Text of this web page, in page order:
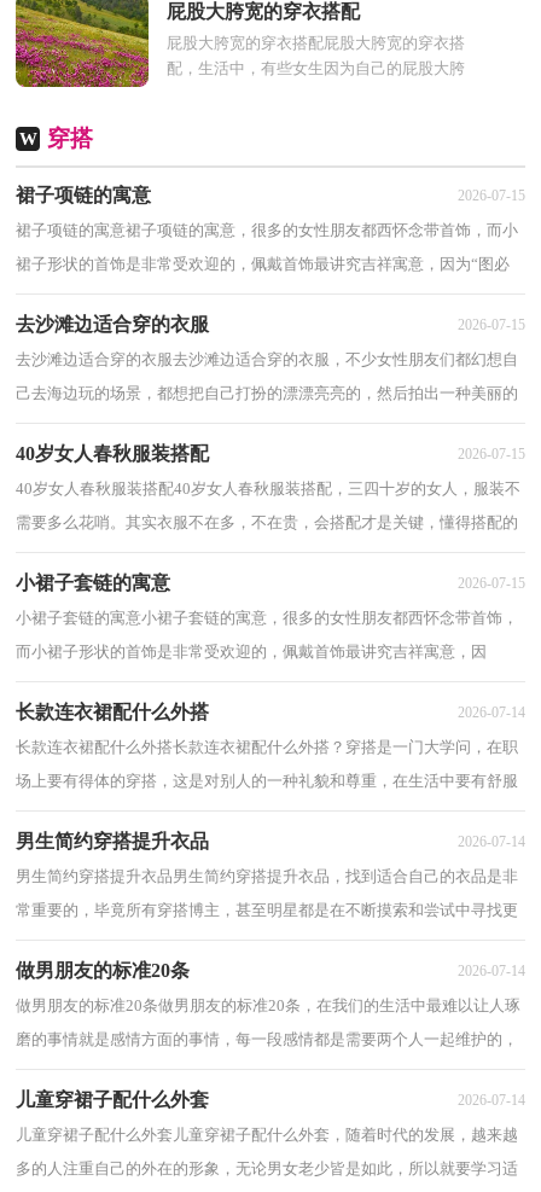
屁股大胯宽的穿衣搭配
屁股大胯宽的穿衣搭配屁股大胯宽的穿衣搭
配，生活中，有些女生因为自己的屁股大胯
W 穿搭
裙子项链的寓意 2026-07-15
裙子项链的寓意裙子项链的寓意，很多的女性朋友都西怀念带首饰，而小
裙子形状的首饰是非常受欢迎的，佩戴首饰最讲究吉祥寓意，因为“图必
有意、意必吉祥”是七千年佩戴首饰文化的精...
去沙滩边适合穿的衣服 2026-07-15
去沙滩边适合穿的衣服去沙滩边适合穿的衣服，不少女性朋友们都幻想自
己去海边玩的场景，都想把自己打扮的漂漂亮亮的，然后拍出一种美丽的
照片，不过什么样的衣服适合去海边游玩的时...
40岁女人春秋服装搭配 2026-07-15
40岁女人春秋服装搭配40岁女人春秋服装搭配，三四十岁的女人，服装不
需要多么花哨。其实衣服不在多，不在贵，会搭配才是关键，懂得搭配的
女人会将很平凡的衣服穿出非凡的品味来。以下...
小裙子套链的寓意 2026-07-15
小裙子套链的寓意小裙子套链的寓意，很多的女性朋友都西怀念带首饰，
而小裙子形状的首饰是非常受欢迎的，佩戴首饰最讲究吉祥寓意，因
为“图必有意、意必吉祥”是七千年佩戴首饰文化...
长款连衣裙配什么外搭 2026-07-14
长款连衣裙配什么外搭长款连衣裙配什么外搭？穿搭是一门大学问，在职
场上要有得体的穿搭，这是对别人的一种礼貌和尊重，在生活中要有舒服
适合自己的穿搭，这是取悦自己的一种方式，那么...
男生简约穿搭提升衣品 2026-07-14
男生简约穿搭提升衣品男生简约穿搭提升衣品，找到适合自己的衣品是非
常重要的，毕竟所有穿搭博主，甚至明星都是在不断摸索和尝试中寻找更
加适合自己的风格。那么男生简约穿搭提升...
做男朋友的标准20条 2026-07-14
做男朋友的标准20条做男朋友的标准20条，在我们的生活中最难以让人琢
磨的事情就是感情方面的事情，每一段感情都是需要两个人一起维护的，
但当感情中出现第三方的时候就难以预料，以...
儿童穿裙子配什么外套 2026-07-14
儿童穿裙子配什么外套儿童穿裙子配什么外套，随着时代的发展，越来越
多的人注重自己的外在的形象，无论男女老少皆是如此，所以就要学习适